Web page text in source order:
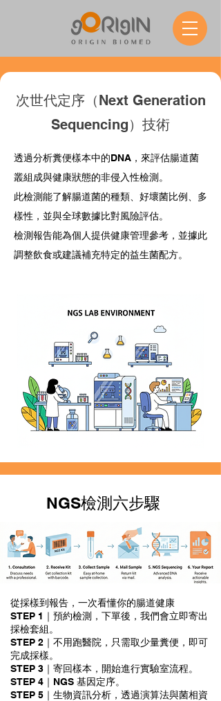
次世代定序（Next Generation
Sequencing）技術
透過分析糞便樣本中的DNA，來評估腸道菌
叢組成與健康狀態的非侵入性檢測。
此檢測能了解腸道菌的種類、好壞菌比例、多
樣性，並與全球數據比對風險評估。
檢測報告能為個人提供健康管理參考， 並據此
調整飲食或建議補充特定的益生菌配方。
NGS檢測六步驟
從採樣到報告，一次看懂你的腸道健康
STEP 1｜預約檢測，下單後，我們會立即寄出
採檢套組。
STEP 2｜不用跑醫院，只需取少量糞便，即可
完成採樣。
STEP 3｜寄回樣本，開始進行實驗室流程。
STEP 4｜NGS 基因定序。
STEP 5｜生物資訊分析，透過演算法與菌相資